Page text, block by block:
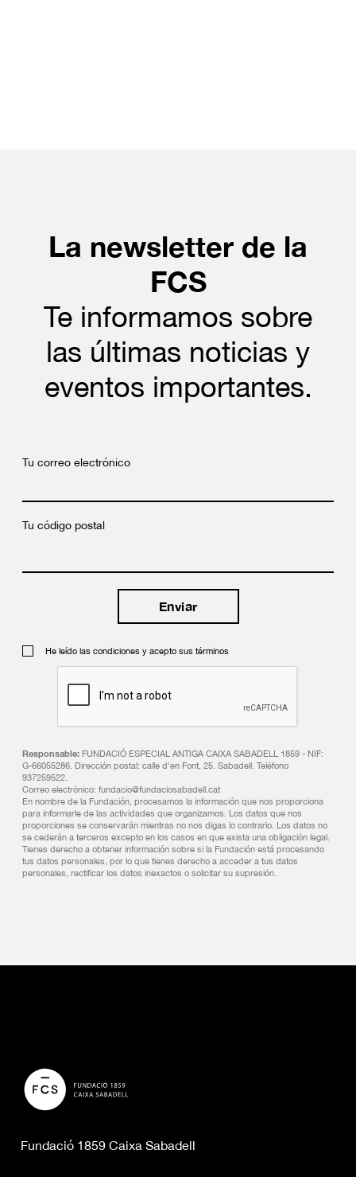
La newsletter de la
FCS
Te informamos sobre
las últimas noticias y
eventos importantes.
Tu correo electrónico
Tu código postal
He leído las condiciones y acepto sus términos
Responsable: FUNDACIÓ ESPECIAL ANTIGA CAIXA SABADELL 1859 - NIF:
G-66055286. Dirección postal: calle d'en Font, 25. Sabadell. Teléfono
937259522.
Correo electrónico: fundacio@fundaciosabadell.cat
En nombre de la Fundación, procesamos la información que nos proporciona
para informarle de las actividades que organizamos. Los datos que nos
proporciones se conservarán mientras no nos digas lo contrario. Los datos no
se cederán a terceros excepto en los casos en que exista una obligación legal.
Tienes derecho a obtener información sobre si la Fundación está procesando
tus datos personales, por lo que tienes derecho a acceder a tus datos
personales, rectificar los datos inexactos o solicitar su supresión.
Fundació 1859 Caixa Sabadell